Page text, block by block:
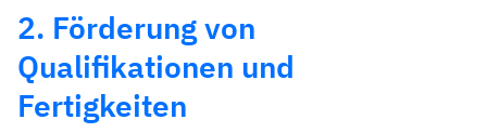
2. Förderung von
Qualifikationen und
Fertigkeiten